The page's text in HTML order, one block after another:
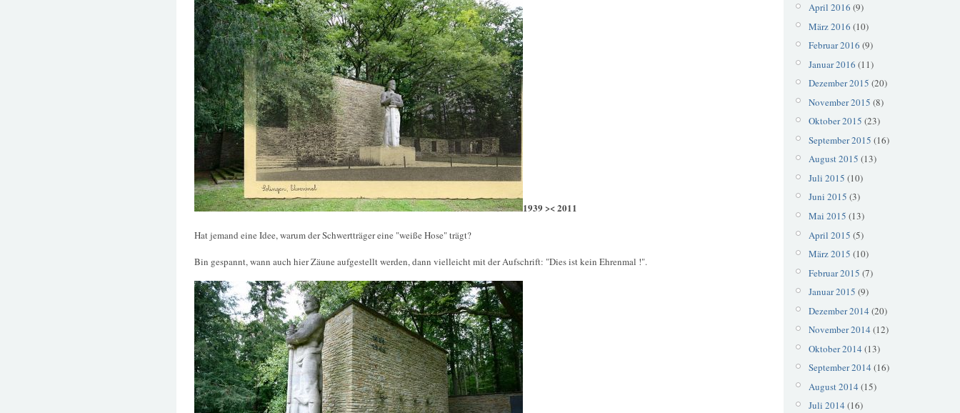
1939 >< 2011
Hat jemand eine Idee, warum der Schwertträger eine "weiße Hose" trägt?
Bin gespannt, wann auch hier Zäune aufgestellt werden, dann vielleicht mit der Aufschrift: "Dies ist kein Ehrenmal !".
April 2016 (9)
März 2016 (10)
Februar 2016 (9)
Januar 2016 (11)
Dezember 2015 (20)
November 2015 (8)
Oktober 2015 (23)
September 2015 (16)
August 2015 (13)
Juli 2015 (10)
Juni 2015 (3)
Mai 2015 (13)
April 2015 (5)
März 2015 (10)
Februar 2015 (7)
Januar 2015 (9)
Dezember 2014 (20)
November 2014 (12)
Oktober 2014 (13)
September 2014 (16)
August 2014 (15)
Juli 2014 (16)